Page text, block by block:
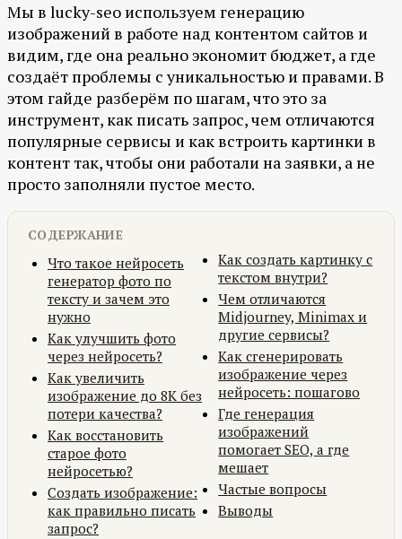
Мы в lucky-seo используем генерацию
изображений в работе над контентом сайтов и
видим, где она реально экономит бюджет, а где
создаёт проблемы с уникальностью и правами. В
этом гайде разберём по шагам, что это за
инструмент, как писать запрос, чем отличаются
популярные сервисы и как встроить картинки в
контент так, чтобы они работали на заявки, а не
просто заполняли пустое место.
СОДЕРЖАНИЕ
Что такое нейросеть
генератор фото по
тексту и зачем это
нужно
Как улучшить фото
через нейросеть?
Как увеличить
изображение до 8K без
потери качества?
Как восстановить
старое фото
нейросетью?
Создать изображение:
как правильно писать
запрос?
Как создать картинку с
текстом внутри?
Чем отличаются
Midjourney, Minimax и
другие сервисы?
Как сгенерировать
изображение через
нейросеть: пошагово
Где генерация
изображений
помогает SEO, а где
мешает
Частые вопросы
Выводы